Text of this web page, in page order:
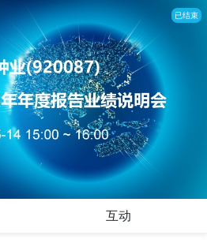
已结束
互动